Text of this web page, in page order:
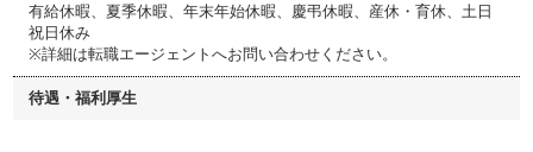
有給休暇、夏季休暇、年末年始休暇、慶弔休暇、産休・育休、土日
祝日休み
※詳細は転職エージェントへお問い合わせください。
待遇・福利厚生